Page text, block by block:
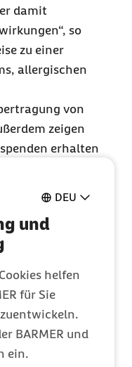
DEU
und
Cookies helfen
für Sie
BARMER und
ein.
damit
so
zu einer
allergischen
von
zeigen
erhalten
einen
sind.
wie
fordert deshalb
Management
um
Das
mehr
auf drei Säulen